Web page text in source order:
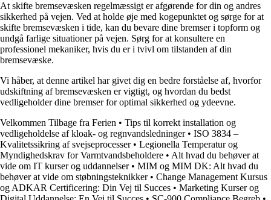
At skifte bremsevæsken regelmæssigt er afgørende for din og andres
sikkerhed på vejen. Ved at holde øje med kogepunktet og sørge for at
skifte bremsevæsken i tide, kan du bevare dine bremser i topform og
undgå farlige situationer på vejen. Sørg for at konsultere en
professionel mekaniker, hvis du er i tvivl om tilstanden af din
bremsevæske.
Vi håber, at denne artikel har givet dig en bedre forståelse af, hvorfor
udskiftning af bremsevæsken er vigtigt, og hvordan du bedst
vedligeholder dine bremser for optimal sikkerhed og ydeevne.
Velkommen Tilbage fra Ferien • Tips til korrekt installation og
vedligeholdelse af kloak- og regnvandsledninger• ISO 3834 –
Kvalitetssikring af svejseprocesser• Legionella Temperatur og
Myndighedskrav for Varmtvandsbeholdere • Alt hvad du behøver at
vide om IT kurser og uddannelser• MIM og MIM DK: Alt hvad du
behøver at vide om støbningsteknikker• Change Management Kursus
og ADKAR Certificering: Din Vej til Succes • Marketing Kurser og